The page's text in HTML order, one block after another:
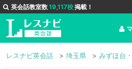
英会話教室数19,117校掲載！
レスナビ英会話 埼玉県 みずほ台